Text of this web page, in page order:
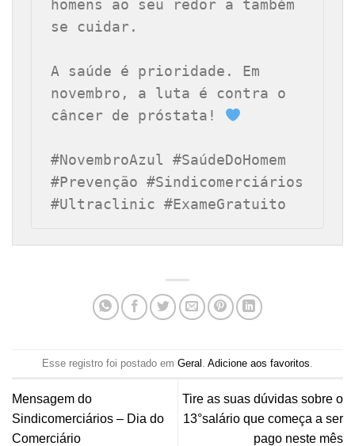
homens ao seu redor a também
se cuidar.
A saúde é prioridade. Em
novembro, a luta é contra o
câncer de próstata!
#NovembroAzul #SaúdeDoHomem
#Prevenção #Sindicomerciários
#Ultraclinic #ExameGratuito
Esse registro foi postado em Geral Adicione aos favoritos
Mensagem do
Sindicomerciários – Dia do
Comerciário
Tire as suas dúvidas sobre o
13°salário que começa a ser
pago neste mês